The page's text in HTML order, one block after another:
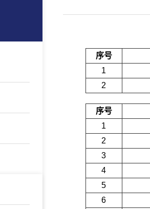
序号
1
2
序号
1
2
3
4
5
6